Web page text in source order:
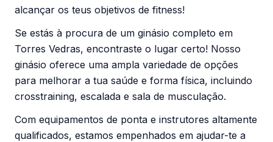
alcançar os teus objetivos de fitness!
Se estás à procura de um ginásio completo em
Torres Vedras, encontraste o lugar certo! Nosso
ginásio oferece uma ampla variedade de opções
para melhorar a tua saúde e forma física, incluindo
crosstraining, escalada e sala de musculação.
Com equipamentos de ponta e instrutores altamente
qualificados, estamos empenhados em ajudar-te a